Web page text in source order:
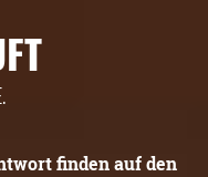
finden auf den